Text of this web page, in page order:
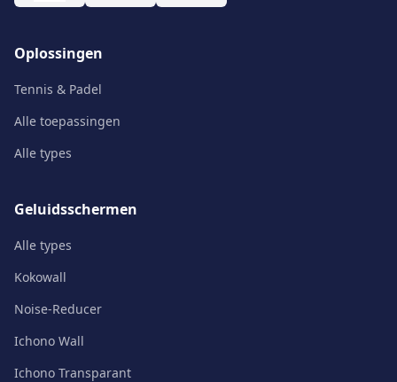
Oplossingen
Tennis & Padel
Alle toepassingen
Alle types
Geluidsschermen
Alle types
Kokowall
Noise-Reducer
Ichono Wall
Ichono Transparant